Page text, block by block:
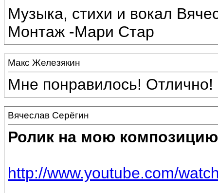
Музыка, стихи и вокал
Монтаж -Мари Стар
Макс Железякин
Мне понравилось!
Вячеслав Серёгин
Ролик на мою
http://www.youtube.com/